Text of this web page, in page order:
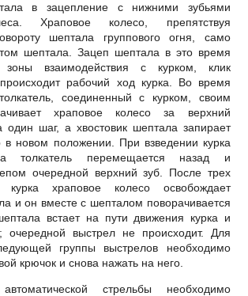
в зацепление с нижними зубьями
Храповое колесо, препятствуя
шептала группового огня, само
шептала. Зацеп шептала в это время
зоны взаимодействия с курком, клик
рабочий ход курка. Во время
соединенный с курком, своим
храповое колесо за верхний
один шаг, а хвостовик шептала запирает
в новом положении. При взведении курка
толкатель перемещается назад и
очередной верхний зуб. После трех
курка храповое колесо освобождает
и он вместе с шепталом поворачивается
встает на пути движения курка и
очередной выстрел не происходит. Для
группы выстрелов необходимо
крючок и снова нажать на него.
стрельбы необходимо